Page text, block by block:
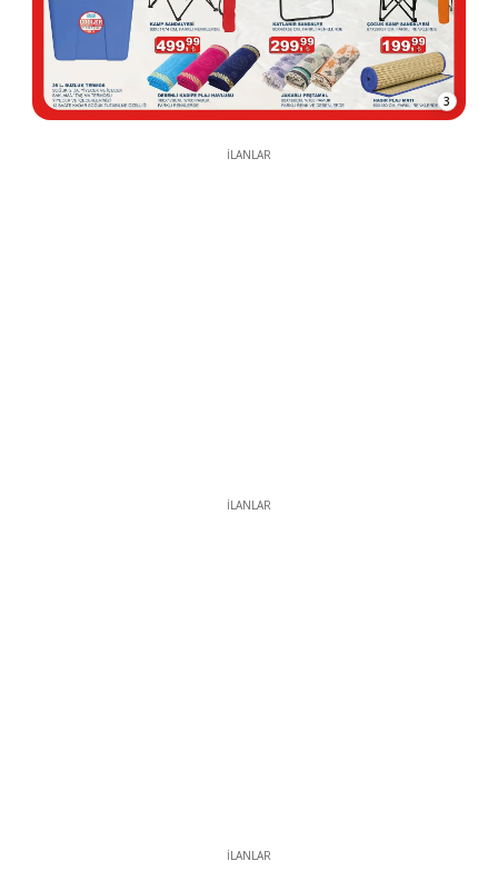
3
İLANLAR
İLANLAR
İLANLAR